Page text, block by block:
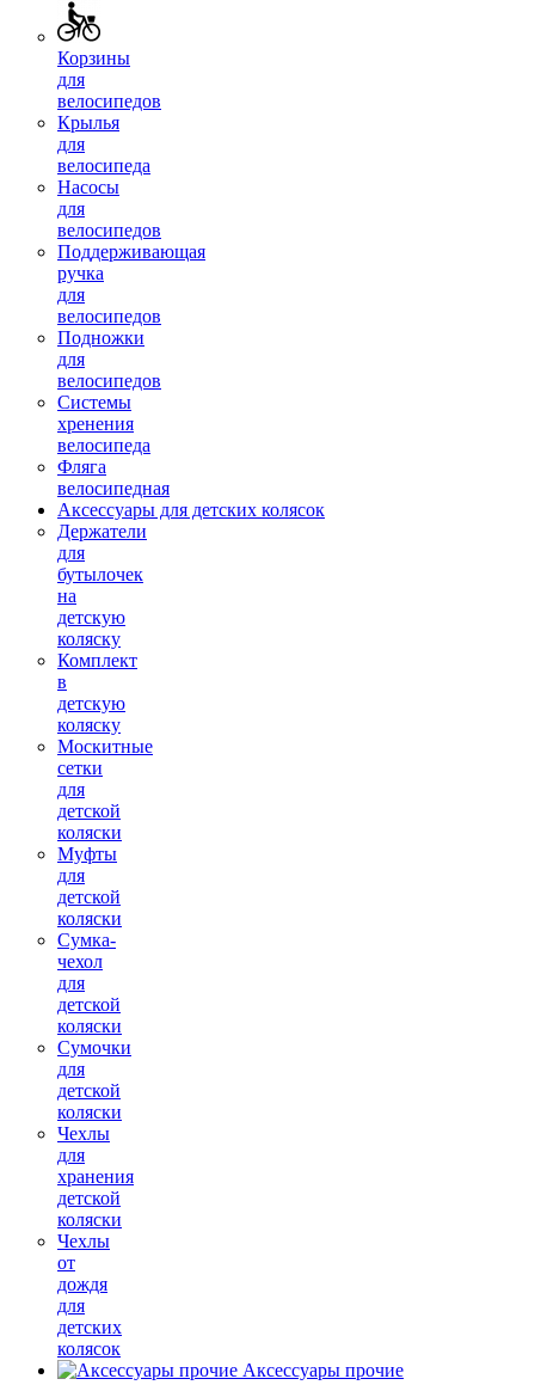
Корзины
для
велосипедов
Крылья
для
велосипеда
Насосы
для
велосипедов
Поддерживающая
ручка
для
велосипедов
Подножки
для
велосипедов
Системы
хренения
велосипеда
Фляга
велосипедная
Аксессуары для детских колясок
Держатели
для
бутылочек
на
детскую
коляску
Комплект
в
детскую
коляску
Москитные
сетки
для
детской
коляски
Муфты
для
детской
коляски
Сумка-
чехол
для
детской
коляски
Сумочки
для
детской
коляски
Чехлы
для
хранения
детской
коляски
Чехлы
от
дождя
для
детских
колясок
Аксессуары прочие